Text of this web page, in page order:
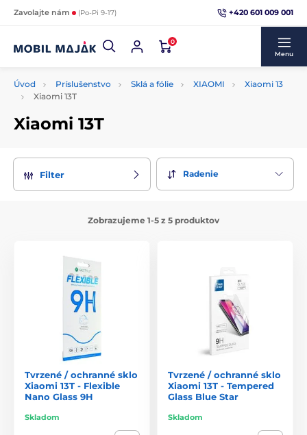
Zavolajte nám (Po-Pi 9-17) +420 601 009 001
0
Menu
Úvod Príslušenstvo Sklá a fólie XIAOMI
Xiaomi 13
Xiaomi 13T
Xiaomi 13T
Filter Radenie
Zobrazujeme 1-5 z 5 produktov
Tvrzené / ochranné sklo
Xiaomi 13T - Flexible
Nano Glass 9H
Skladom
Tvrzené / ochranné sklo
Xiaomi 13T - Tempered
Glass Blue Star
Skladom